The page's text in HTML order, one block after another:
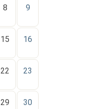
8 9
15 16
22 23
29 30